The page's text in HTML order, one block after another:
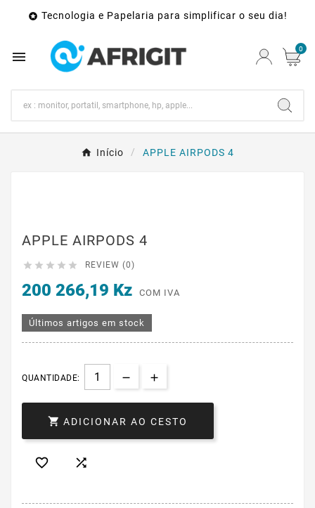
 Tecnologia e Papelaria para simplificar o seu dia!
 0
Início APPLE AIRPODS 4
APPLE AIRPODS 4
     REVIEW (0)
200 266,19 Kz COM IVA
Últimos artigos em stock
QUANTIDADE:
 ADICIONAR AO CESTO
 